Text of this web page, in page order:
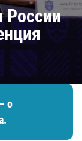
России
о